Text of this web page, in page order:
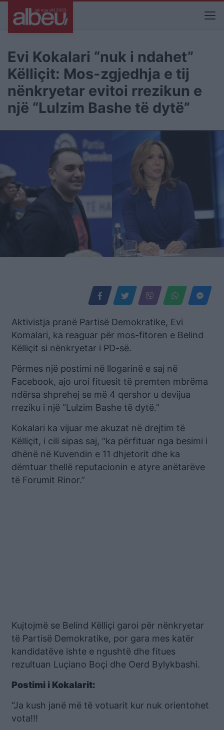
Evi Kokalari “nuk i ndahet”
Këlliçit: Mos-zgjedhja e tij
nënkryetar evitoi rrezikun e
një “Lulzim Bashe të dytë”
Aktivistja pranë Partisë Demokratike, Evi
Komalari, ka reaguar për mos-fitoren e Belind
Këlliçit si nënkryetar i PD-së.
Përmes një postimi në llogarinë e saj në
Facebook, ajo uroi fituesit të premten mbrëma
ndërsa shprehej se më 4 qershor u devijua
rreziku i një “Lulzim Bashe të dytë.”
Kokalari ka vijuar me akuzat në drejtim të
Këlliçit, i cili sipas saj, “ka përfituar nga besimi i
dhënë në Kuvendin e 11 dhjetorit dhe ka
dëmtuar thellë reputacionin e atyre anëtarëve
të Forumit Rinor.”
Kujtojmë se Belind Këlliçi garoi për nënkryetar
të Partisë Demokratike, por gara mes katër
kandidatëve ishte e ngushtë dhe fitues
rezultuan Luçiano Boçi dhe Oerd Bylykbashi.
Postimi i Kokalarit:
“Ja kush janë më të votuarit kur nuk orientohet
vota!!!